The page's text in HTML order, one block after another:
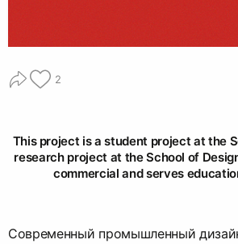
2
This project is a student project at the
research project at the School of
commercial and serves
Современный промышленный